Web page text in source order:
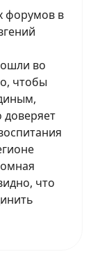
форумов в
во
чтобы
доверяет
что